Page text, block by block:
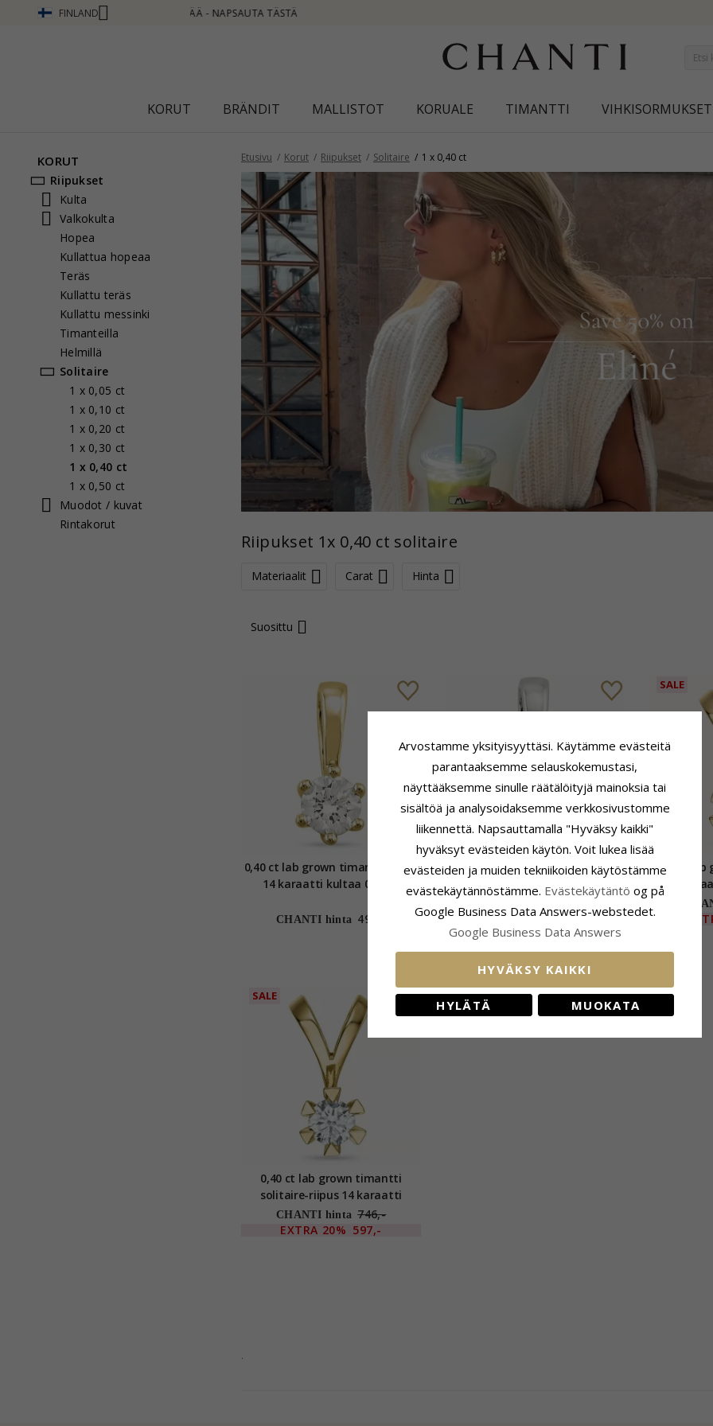
FINLAND
KORUT BRÄNDIT MALLISTOT KORUALE TIMANTTI VIHKISORMUKSET
KORUT
Riipukset
Kulta
Valkokulta
Hopea
Kullattua hopeaa
Teräs
Kullattu teräs
Kullattu messinki
Timanteilla
Helmillä
Solitaire
1 x 0,05 ct
1 x 0,10 ct
1 x 0,20 ct
1 x 0,30 ct
1 x 0,40 ct
1 x 0,50 ct
Muodot / kuvat
Rintakorut
Etusivu Korut Riipukset Solitaire 1 x 0,40 ct
Riipukset 1x 0,40 ct solitaire
Materiaalit Carat Hinta
Suosittu
0,40 ct lab grown timantti riipus
14 karaatti kultaa 0,40 ct
CHANTI hinta 491,-
0,40 ct lab grown timantti riipus
14 karaatti valkokultaa 0,40 ct
CHANTI hinta 518,-
SALE
0,40 ct
9
SALE
0,40 ct lab grown timantti
solitaire-riipus 14 karaatti
kultaa 0,40 ct
CHANTI hinta 746,-
EXTRA 20% 597,-
.
Arvostamme yksityisyyttäsi. Käytämme evästeitä
parantaaksemme selauskokemustasi,
näyttääksemme sinulle räätälöityjä mainoksia tai
sisältöä ja analysoidaksemme verkkosivustomme
liikennettä. Napsauttamalla "Hyväksy kaikki"
hyväksyt evästeiden käytön. Voit lukea lisää
evästeiden ja muiden tekniikoiden käytöstämme
evästekäytännöstämme. Evästekäytäntö og på
Google Business Data Answers-webstedet.
Google Business Data Answers
HYVÄKSY KAIKKI
HYLÄTÄ MUOKATA